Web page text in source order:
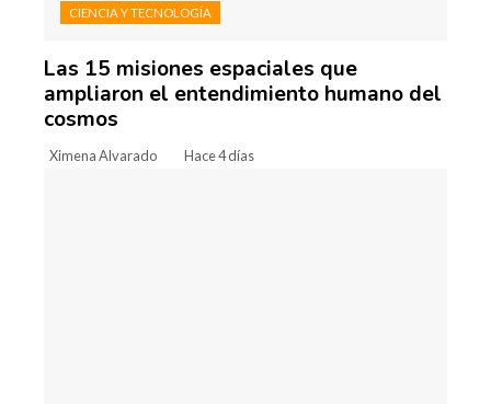
CIENCIA Y TECNOLOGÍA
Las 15 misiones espaciales que
ampliaron el entendimiento humano del
cosmos
Ximena Alvarado Hace 4 días